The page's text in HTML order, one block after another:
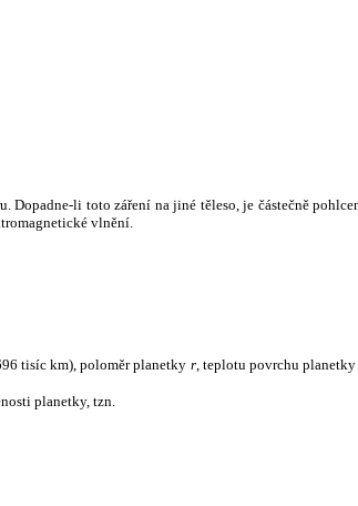
li toto záření na jiné těleso, je částečně
vlnění.
tisíc km), poloměr planetky r, teplotu povrchu planetky
planetky, tzn.